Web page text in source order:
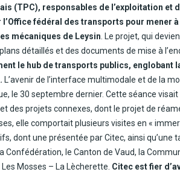
(TPC), responsables de l’exploitation et
fédéral des transports pour mener
mécaniques de Leysin . Le projet, qui
détaillés et des documents de mise à
le hub de transports publics, englobant
L’avenir de l’interface multimodale et de la
le 30 septembre dernier. Cette séance
des projets connexes, dont le projet de
elle comportait plusieurs visites en «
dont une présentée par Citec, ainsi qu’une
Confédération, le Canton de Vaud, la
Mosses – La Lècherette. Citec est fier